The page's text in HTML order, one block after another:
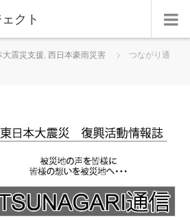
クト
大震災支援, 西日本豪雨災害
つながり通